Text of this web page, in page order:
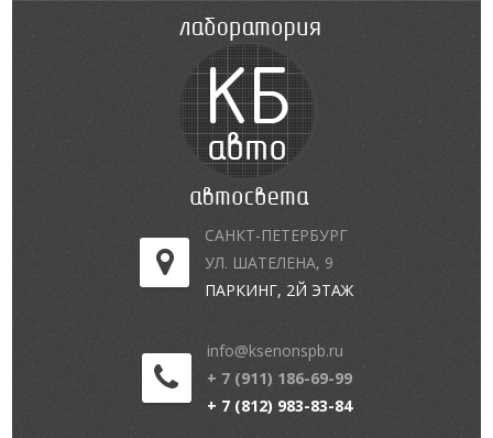
САНКТ-ПЕТЕРБУРГ
УЛ. ШАТЕЛЕНА, 9
ПАРКИНГ, 2Й ЭТАЖ
info@ksenonspb.ru
+ 7 (911) 186-69-99
+ 7 (812) 983-83-84